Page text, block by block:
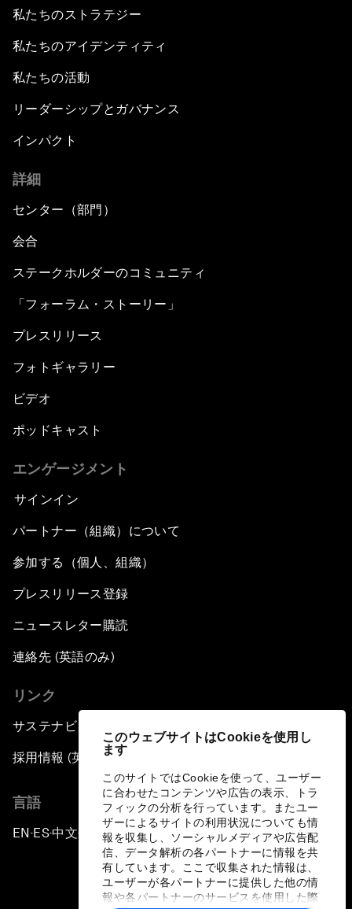
このウェブサイトはCookieを使用し
ます
このサイトではCookieを使って、ユーザー
に合わせたコンテンツや広告の表示、トラ
フィックの分析を行っています。またユー
ザーによるサイトの利用状況についても情
報を収集し、ソーシャルメディアや広告配
信、データ解析の各パートナーに情報を共
有しています。ここで収集された情報は、
ユーザーが各パートナーに提供した他の情
報や各パートナーのサービスを使用した際
私たちのストラテジー
私たちのアイデンティティ
私たちの活動
リーダーシップとガバナンス
インパクト
詳細
センター（部門）
会合
ステークホルダーのコミュニティ
「フォーラム・ストーリー」
プレスリリース
フォトギャラリー
ビデオ
ポッドキャスト
エンゲージメント
サインイン
パートナー（組織）について
参加する（個人、組織）
プレスリリース登録
ニュースレター購読
連絡先 (英語のみ)
リンク
サステナビリティへの取り組み
採用情報 (英語のみ)
言語
EN ▪ ES▪中文▪ 日本語